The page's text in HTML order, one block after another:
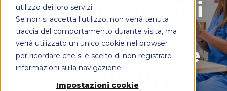
utilizzo dei loro servizi.
Se non si accetta l'utilizzo, non verrà tenuta
traccia del comportamento durante visita, ma
verrà utilizzato un unico cookie nel browser
per ricordare che si è scelto di non registrare
informazioni sulla navigazione.
Impostazioni cookie
CONTATTI
integrare sistemi
clinici,
amministrativi e
assicurativi